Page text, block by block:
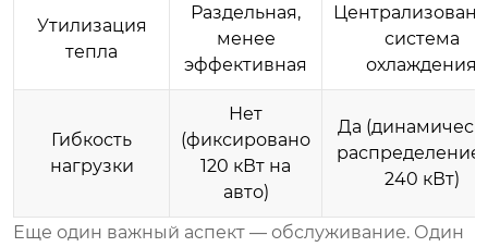
Утилизация
тепла
Раздельная,
менее
эффективная
система
охлаждения
Гибкость
нагрузки
Нет
(фиксировано
120 кВт на
авто)
Да
распределение
240 кВт)
Еще один важный аспект — обслуживание. Один